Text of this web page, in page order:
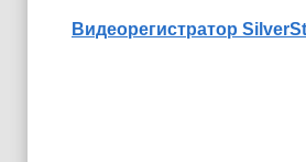
Видеорегистратор